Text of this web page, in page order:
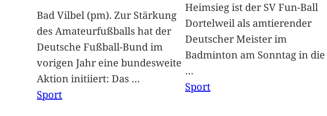
Bad Vilbel (pm). Zur Stärkung
des Amateurfußballs hat der
Deutsche Fußball-Bund im
vorigen Jahr eine bundesweite
Aktion initiiert: Das …
Sport
Heimsieg ist der SV Fun-Ball
Dortelweil als amtierender
Deutscher Meister im
Badminton am Sonntag in die
…
Sport